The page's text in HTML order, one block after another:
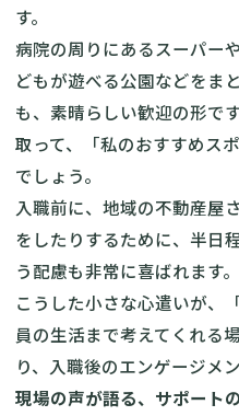
す。
病院の周りにあるスーパー
どもが遊べる公園などをま
も、素晴らしい歓迎の形で
取って、「私のおすすめス
でしょう。
入職前に、地域の不動産屋
をしたりするために、半日
う配慮も非常に喜ばれます。
こうした小さな心遣いが、
員の生活まで考えてくれる
り、入職後のエンゲージメ
現場の声が語る、サポート